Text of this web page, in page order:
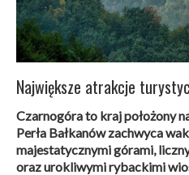
Największe atrakcje
Czarnogóra to kraj położony
Perła Bałkanów zachwyca
majestatycznymi górami,
oraz urokliwymi rybackimi